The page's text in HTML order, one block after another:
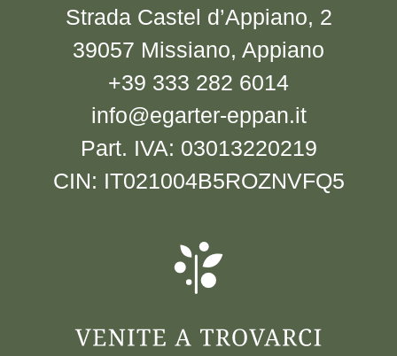
Strada Castel d’Appiano, 2
39057 Missiano, Appiano
+39 333 282 6014
info@egarter-eppan.it
Part. IVA: 03013220219
CIN: IT021004B5ROZNVFQ5